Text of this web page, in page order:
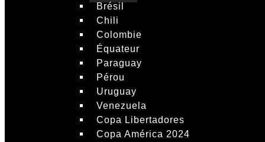
Brésil
Chili
Colombie
Équateur
Paraguay
Pérou
Uruguay
Venezuela
Copa Libertadores
Copa América 2024